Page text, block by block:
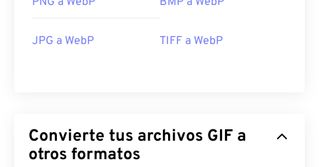
JPG a WebP TIFF a WebP
Convierte tus archivos GIF a
otros formatos